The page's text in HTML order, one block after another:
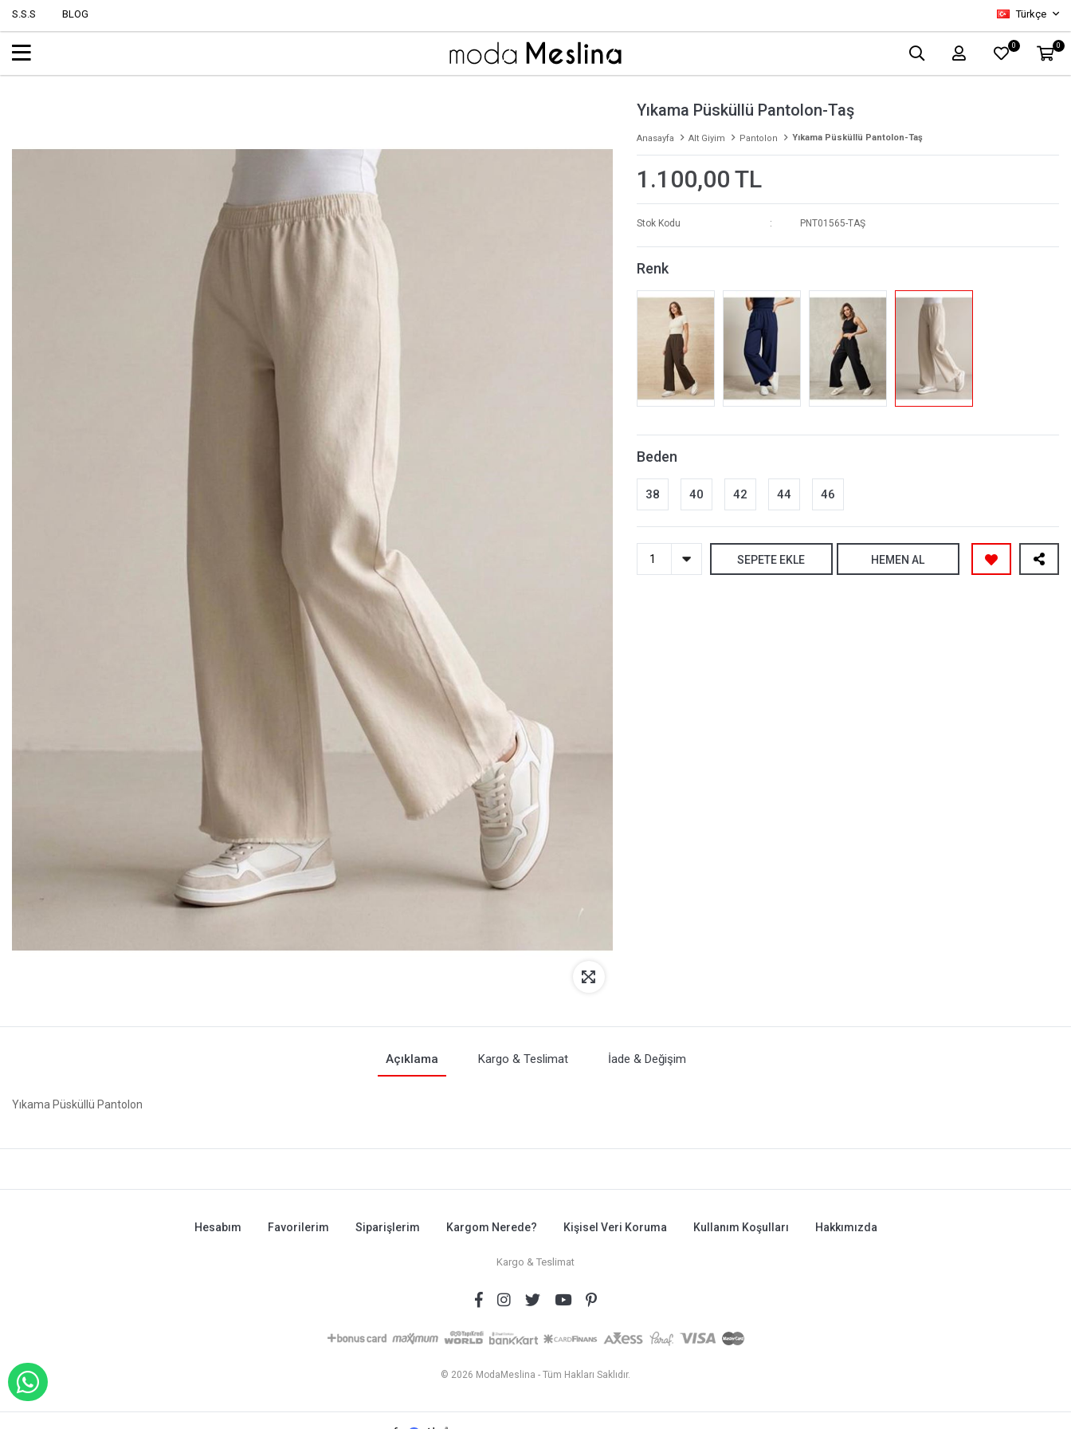
S.S.S BLOG Türkçe
0 0
Yıkama Püsküllü Pantolon-Taş
Anasayfa Alt Giyim Pantolon Yıkama Püsküllü Pantolon-Taş
1.100,00 TL
Stok Kodu PNT01565-TAŞ
Renk
Beden
38 40 42 44 46
SEPETE EKLE HEMEN AL
Açıklama Kargo & Teslimat İade & Değişim
Yıkama Püsküllü Pantolon
Hesabım Favorilerim Siparişlerim Kargom Nerede? Kişisel Veri Koruma Kullanım Koşulları Hakkımızda
Kargo & Teslimat
© 2026 ModaMeslina - Tüm Hakları Saklıdır.